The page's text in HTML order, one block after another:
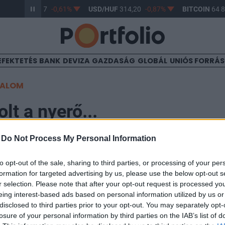
Do Not Process My Personal Information
opt-out of the sale, sharing to third parties, or processing of your
for targeted advertising by us, please use the below opt-out
selection. Please note that after your opt-out request is processed
interest-based ads based on personal information utilized by us
to third parties prior to your opt-out. You may separately
of your personal information by third parties on the IAB’s list of
363,17 -0,61% USD/HUF314,20 -0,87% BITCOIN64
BANK DEVIZA GAZDASÁG GLOBÁL UNIÓS
a nyerő...
forgalom mellett 0.1%-os pluszban várja a délutánt
mely 17,579 ponton tartózkodik ebédidőben.
tartották legérdekesebbnek.